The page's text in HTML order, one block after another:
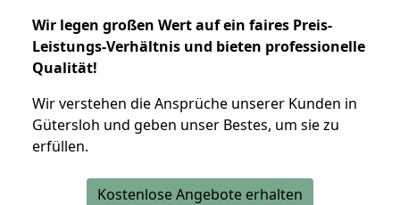
Wir legen großen Wert auf ein faires Preis-
Leistungs-Verhältnis und bieten professionelle
Qualität!
Wir verstehen die Ansprüche unserer Kunden in
Gütersloh und geben unser Bestes, um sie zu
erfüllen.
Kostenlose Angebote erhalten